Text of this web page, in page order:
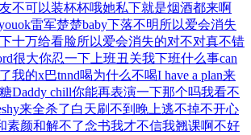
不可以装杯杯哦她私下就是烟酒都来啊
雷军楚楚baby下落不明 所以爱会消失
十万给看脸所以爱会消失的对不对真不错
很大你忍一下 上班丑关我下班什么事can
我的x巴tnnd喝为什么不喝I have a plan来
Daddy chill你能再表演一下那个吗我看不
来全杀了白天刷不到晚上逃不掉不开心
素颜和解不了念书我才不信我翘课啊不好